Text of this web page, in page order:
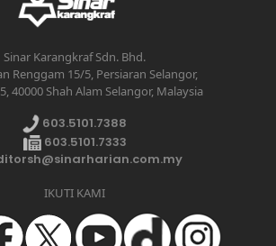
Sinar Karangkraf Sdn. Bhd.
Renggam 15/5, Persiaran Selangor,
40000 Shah Alam Selangor, Malaysia
603.5101.7388
603.5101.7333
IKUTI KAMI